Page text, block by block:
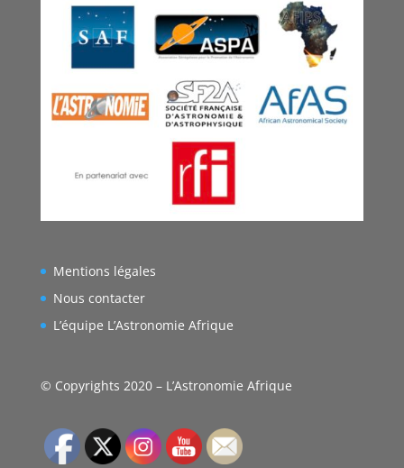
Mentions légales
Nous contacter
L’équipe L’Astronomie Afrique
© Copyrights 2020 – L’Astronomie Afrique